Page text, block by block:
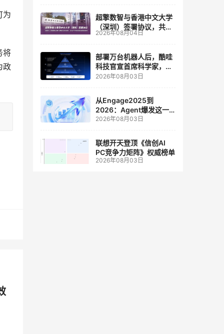
为
将
政
管理
超擎数智与香港中文大学
（深圳）签署协议，共建
人工智能和边缘计算联合
2026年08月04日
部署万台机器人后，酷哇
科技官宣首席科学家，要
让世界模型交付生产力
2026年08月03日
从Engage2025到
2026：Agent爆发这一
年，AI CRM 走到哪了
2026年08月03日
联想开天登顶《信创AI
PC竞争力矩阵》权威榜单
2026年08月03日